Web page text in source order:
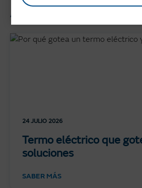
Artículos
24 JULIO 2026
Termo eléctrico que
soluciones
SABER MÁS